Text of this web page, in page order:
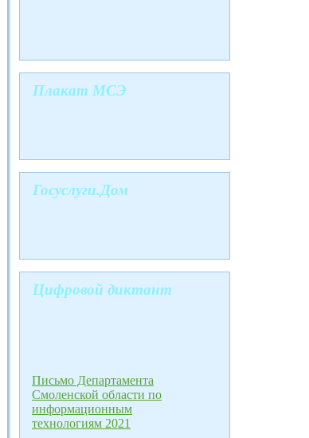
Плакат МСЭ
Госуслуги.Дом
Цифровой диктант
Письмо Департамента
Смоленской области по
информационным
технологиям 2021